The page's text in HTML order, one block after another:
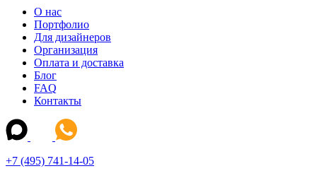
О нас
Портфолио
Для дизайнеров
Организация
Оплата и доставка
Блог
FAQ
Контакты
+7 (495) 741-14-05